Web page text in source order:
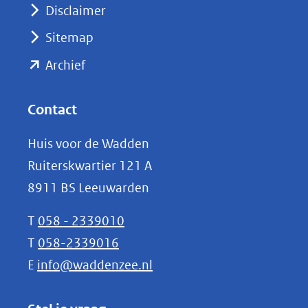
naar
Disclaimer
Sitemap
Archief(opent
(verwijst
naar
een
andere
website)
Contact
Huis voor de Wadden
Ruiterskwartier 121 A
8911 BS Leeuwarden
T 058 - 2339010
T 058-2339016
E info@waddenzee.nl